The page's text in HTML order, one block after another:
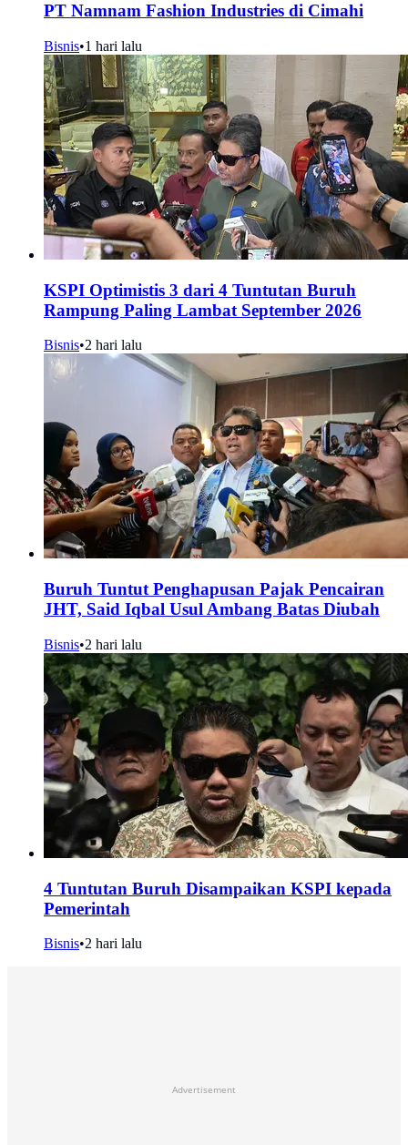
PT Namnam Fashion Industries di Cimahi
Bisnis•1 hari lalu
KSPI Optimistis 3 dari 4 Tuntutan Buruh
Rampung Paling Lambat September 2026
Bisnis•2 hari lalu
Buruh Tuntut Penghapusan Pajak Pencairan
JHT, Said Iqbal Usul Ambang Batas Diubah
Bisnis•2 hari lalu
4 Tuntutan Buruh Disampaikan KSPI kepada
Pemerintah
Bisnis•2 hari lalu
Advertisement